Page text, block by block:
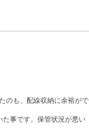
のも、配線収納に余裕がで
事です。保管状況が悪い